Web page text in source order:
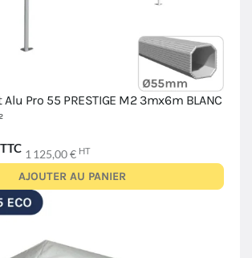
Pro 55 PRESTIGE M2 3mx6m BLANC
TTC 1 125,00 € HT
AJOUTER AU PANIER